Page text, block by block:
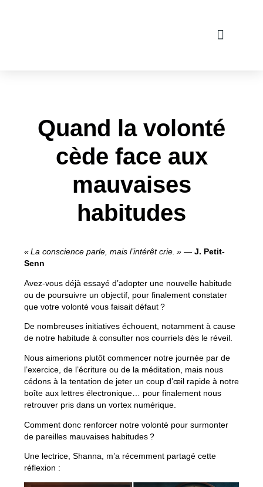
Quand la volonté
cède face aux
mauvaises
habitudes
« La conscience parle, mais l’intérêt crie. » — J. Petit-
Senn
Avez-vous déjà essayé d’adopter une nouvelle habitude
ou de poursuivre un objectif, pour finalement constater
que votre volonté vous faisait défaut ?
De nombreuses initiatives échouent, notamment à cause
de notre habitude à consulter nos courriels dès le réveil.
Nous aimerions plutôt commencer notre journée par de
l’exercice, de l’écriture ou de la méditation, mais nous
cédons à la tentation de jeter un coup d’œil rapide à notre
boîte aux lettres électronique… pour finalement nous
retrouver pris dans un vortex numérique.
Comment donc renforcer notre volonté pour surmonter
de pareilles mauvaises habitudes ?
Une lectrice, Shanna, m’a récemment partagé cette
réflexion :